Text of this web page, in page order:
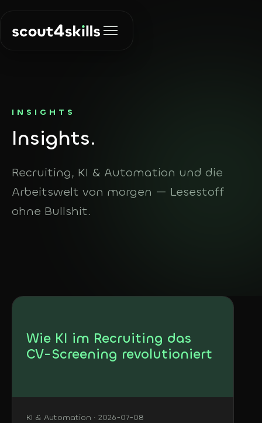
Recruiting
Die richtigen
KI & Automation
automatisieren
Über uns
Insights
English
INSIGHTS
Insights.
Recruiting, KI & Automation und die
Arbeitswelt von morgen — Lesestoff
ohne Bullshit.
Wie KI im Recruiting das
CV-Screening revolutioniert
KI & Automation · 2026-07-08